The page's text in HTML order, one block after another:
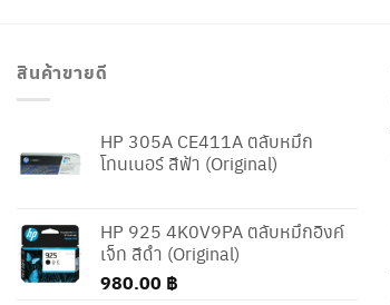
สินค้าขายดี
HP 305A CE411A ตลับหมึก
โทนเนอร์ สีฟ้า (Original)
HP 925 4K0V9PA ตลับหมึกอิงค์
เจ็ท สีดำ (Original)
980.00 ฿